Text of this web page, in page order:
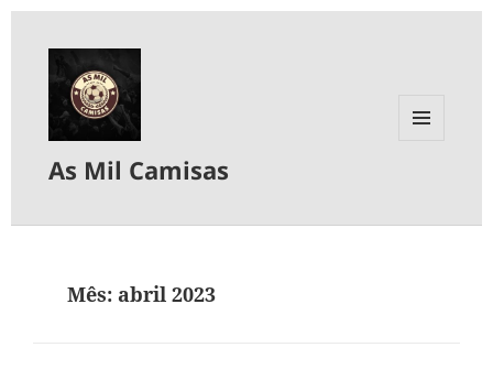
As Mil Camisas
Mês: abril 2023